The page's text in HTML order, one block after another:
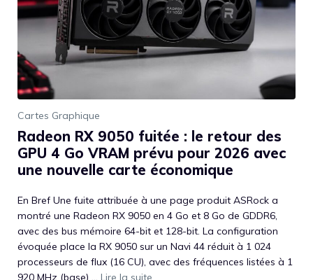
Cartes Graphique
Radeon RX 9050 fuitée : le retour des
GPU 4 Go VRAM prévu pour 2026 avec
une nouvelle carte économique
En Bref Une fuite attribuée à une page produit ASRock a
montré une Radeon RX 9050 en 4 Go et 8 Go de GDDR6,
avec des bus mémoire 64-bit et 128-bit. La configuration
évoquée place la RX 9050 sur un Navi 44 réduit à 1 024
processeurs de flux (16 CU), avec des fréquences listées à 1
920 MHz (base) ... Lire la suite